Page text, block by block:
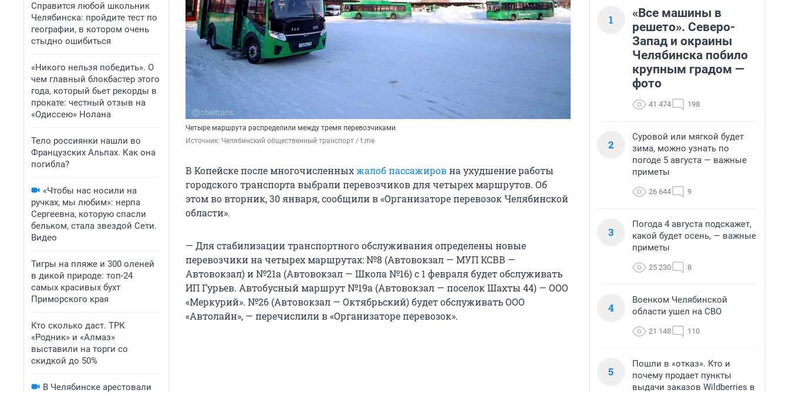
Справится любой школьник
Челябинска: пройдите тест по
географии, в котором очень
стыдно ошибиться
«Никого нельзя победить». О
чем главный блокбастер этого
года, который бьет рекорды в
прокате: честный отзыв на
«Одиссею» Нолана
Тело россиянки нашли во
Французских Альпах. Как она
погибла?
«Чтобы нас носили на
ручках, мы любим»: нерпа
Сергеевна, которую спасли
бельком, стала звездой Сети.
Видео
Тигры на пляже и 300 оленей
в дикой природе: топ-24
самых красивых бухт
Приморского края
Кто сколько даст. ТРК
«Родник» и «Алмаз»
выставили на торги со
скидкой до 50%
В Челябинске арестовали
Четыре маршрута распределили между тремя перевозчиками
Источник: Челябинский общественный транспорт / t.me
В Копейске после многочисленныхжалоб пассажировна ухудшение работы
городского транспорта выбрали перевозчиков для четырех маршрутов. Об
этом во вторник, 30 января, сообщили в «Организаторе перевозок Челябинской
области».
— Для стабилизации транспортного обслуживания определены новые
перевозчики на четырех маршрутах: №8 (Автовокзал — МУП КСВВ —
Автовокзал) и №21а (Автовокзал — Школа №16) с 1 февраля будет обслуживать
ИП Гурьев. Автобусный маршрут №19а (Автовокзал — поселок Шахты 44) — ООО
«Меркурий». №26 (Автовокзал — Октябрьский) будет обслуживать ООО
«Автолайн», — перечислили в «Организаторе перевозок».
1
«Все машины в
решето». Северо-
Запад и окраины
Челябинска побило
крупным градом —
фото
41 474 198
2
Суровой или мягкой будет
зима, можно узнать по
погоде 5 августа — важные
приметы
26 644 9
3
Погода 4 августа подскажет,
какой будет осень, — важные
приметы
25 230 8
4
Военком Челябинской
области ушел на СВО
21 148 110
5
Пошли в «отказ». Кто и
почему продает пункты
выдачи заказов Wildberries в